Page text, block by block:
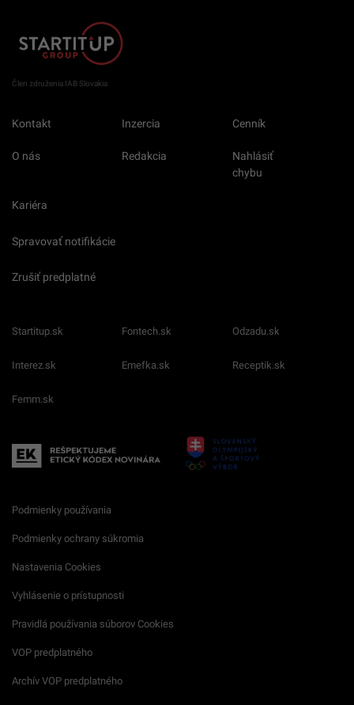
Člen združenia IAB Slovakia
Kontakt Inzercia Cenník
O nás Redakcia
Nahlásiť
chybu
Kariéra
Spravovať notifikácie
Zrušiť predplatné
Startitup.sk Fontech.sk Odzadu.sk
Interez.sk Emefka.sk Receptik.sk
Femm.sk
Podmienky používania
Podmienky ochrany súkromia
Nastavenia Cookies
Vyhlásenie o prístupnosti
Pravidlá používania súborov Cookies
VOP predplatného
Archív VOP predplatného